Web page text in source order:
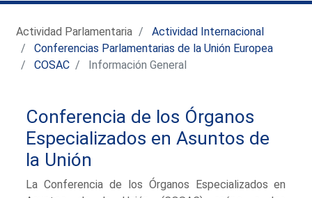
Actividad Parlamentaria
Actividad Internacional
Conferencias Parlamentarias de la Unión Europea
COSAC
Información General
Conferencia de los Órganos
Especializados en Asuntos de
la Unión
La Conferencia de los Órganos Especializados en